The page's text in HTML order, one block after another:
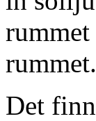
rummet.
Det